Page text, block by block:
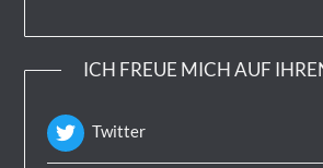
ICH FREUE MICH AUF
Twitter